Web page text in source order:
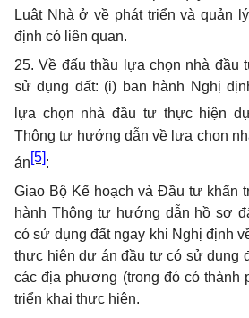
Luật Nhà ở về phát triển và quản
định có liên quan.
25. Về đấu thầu lựa chọn nhà đầu
sử dụng đất: (i) ban hành Nghị
lựa chọn nhà đầu tư thực hiện
Thông tư hướng dẫn về lựa chọn
án[5]:
Giao Bộ Kế hoạch và Đầu tư khẩn
hành Thông tư hướng dẫn hồ sơ
có sử dụng đất ngay khi Nghị định
thực hiện dự án đầu tư có sử dụng
các địa phương (trong đó có thành
triển khai thực hiện.